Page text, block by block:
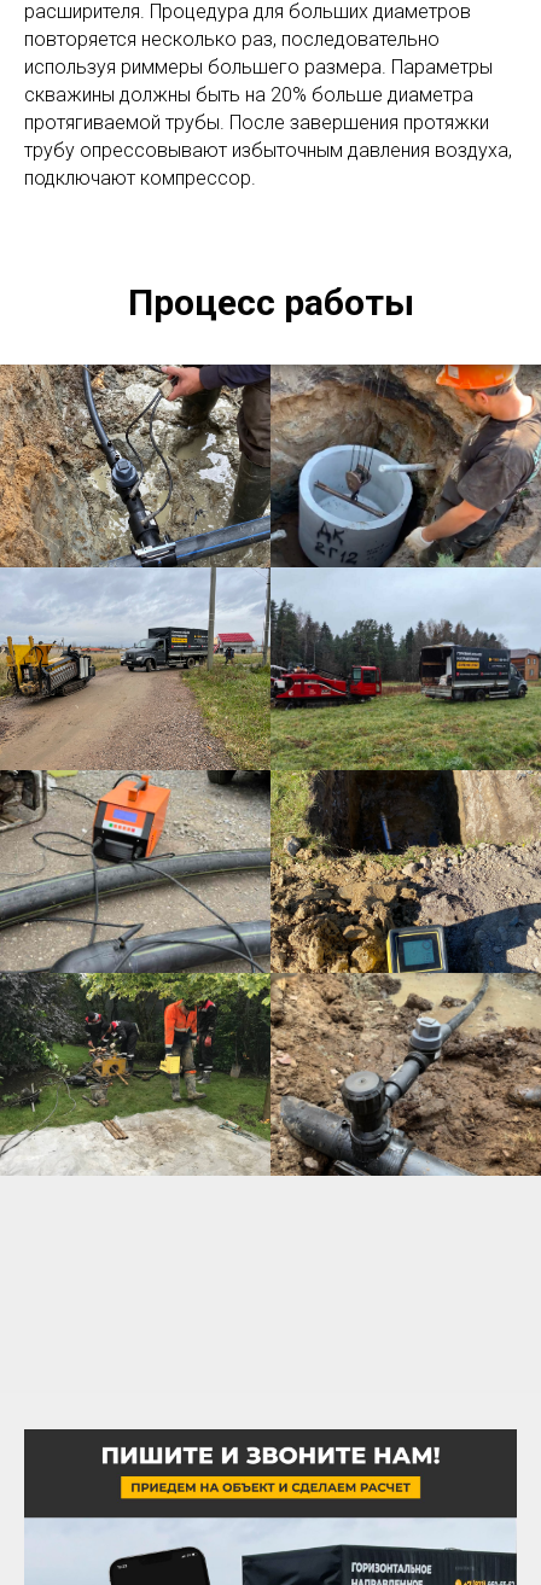
расширителя. Процедура для больших диаметров
повторяется несколько раз, последовательно
используя риммеры большего размера. Параметры
скважины должны быть на 20% больше диаметра
протягиваемой трубы. После завершения протяжки
трубу опрессовывают избыточным давления воздуха,
подключают компрессор.
Процесс работы